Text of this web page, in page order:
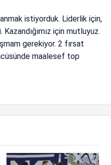
istiyorduk. Liderlik için,
için mutluyuz.
gerekiyor. 2 fırsat
maalesef top